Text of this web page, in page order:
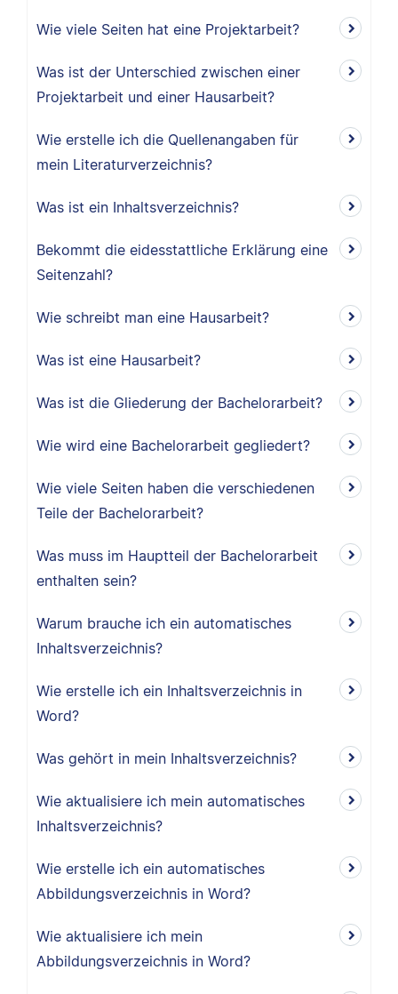
Wie viele Seiten hat eine Projektarbeit?
Was ist der Unterschied zwischen einer
Projektarbeit und einer Hausarbeit?
Wie erstelle ich die Quellenangaben für
mein Literaturverzeichnis?
Was ist ein Inhaltsverzeichnis?
Bekommt die eidesstattliche Erklärung eine
Seitenzahl?
Wie schreibt man eine Hausarbeit?
Was ist eine Hausarbeit?
Was ist die Gliederung der Bachelorarbeit?
Wie wird eine Bachelorarbeit gegliedert?
Wie viele Seiten haben die verschiedenen
Teile der Bachelorarbeit?
Was muss im Hauptteil der Bachelorarbeit
enthalten sein?
Warum brauche ich ein automatisches
Inhaltsverzeichnis?
Wie erstelle ich ein Inhaltsverzeichnis in
Word?
Was gehört in mein Inhaltsverzeichnis?
Wie aktualisiere ich mein automatisches
Inhaltsverzeichnis?
Wie erstelle ich ein automatisches
Abbildungsverzeichnis in Word?
Wie aktualisiere ich mein
Abbildungsverzeichnis in Word?